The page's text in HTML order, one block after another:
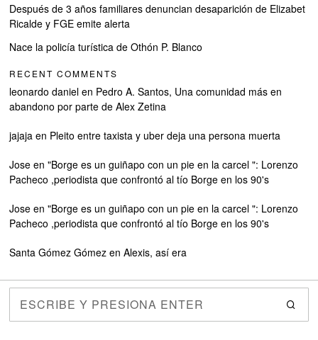
Después de 3 años familiares denuncian desaparición de Elizabet
Ricalde y FGE emite alerta
Nace la policía turística de Othón P. Blanco
RECENT COMMENTS
leonardo daniel en Pedro A. Santos, Una comunidad más en
abandono por parte de Alex Zetina
jajaja en Pleito entre taxista y uber deja una persona muerta
Jose en"Borge es un guiñapo con un pie en la carcel ": Lorenzo
Pacheco ,periodista que confrontó al tío Borge en los 90's
Jose en"Borge es un guiñapo con un pie en la carcel ": Lorenzo
Pacheco ,periodista que confrontó al tío Borge en los 90's
Santa Gómez Gómez enAlexis, así era